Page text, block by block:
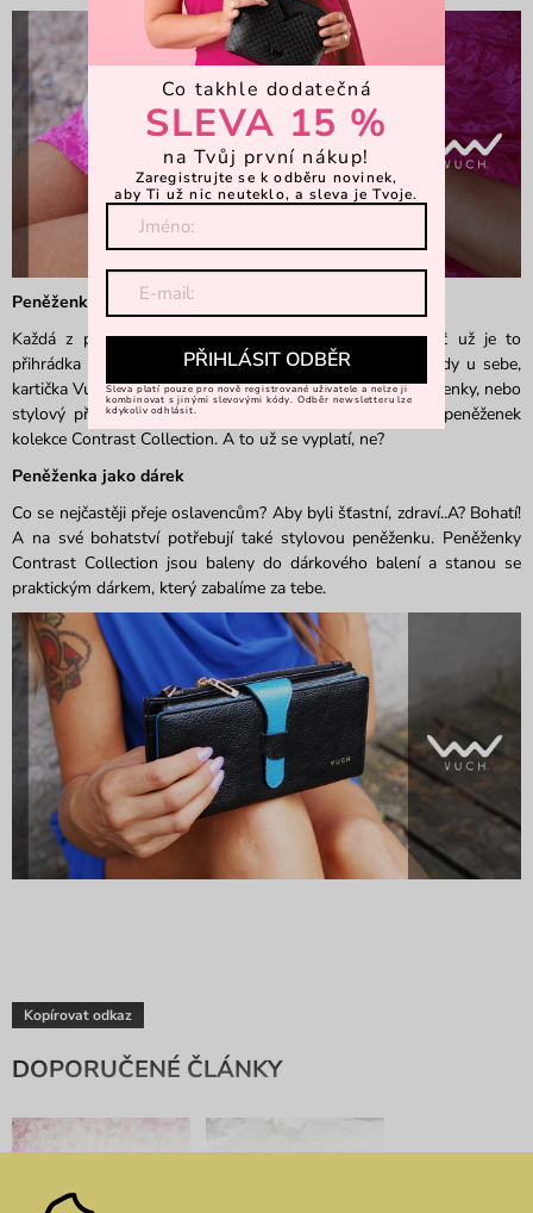
Peněženky se zábavným přívěškem
Každá z peněženek Vuch v sobě ukrývá něco navíc, ať už je to
přihrádka na fotku, díky které budeš mít své nejbližší vždy u sebe,
kartička Vuch, které je určena k identifikaci při ztrátě peněženky, nebo
stylový přívěšek. Ten získáš spolu s jednou z menších peněženek
kolekce Contrast Collection. A to už se vyplatí, ne?
Peněženka jako dárek
Co se nejčastěji přeje oslavencům? Aby byli šťastní, zdraví..A? Bohatí!
A na své bohatství potřebují také stylovou peněženku. Peněženky
Contrast Collection jsou baleny do dárkového balení a stanou se
praktickým dárkem, který zabalíme za tebe.
Kopírovat odkaz
DOPORUČENÉ ČLÁNKY
Co takhle dodatečná
SLEVA 15 %
na Tvůj první nákup!
Zaregistrujte se k odběru novinek,
aby Ti už nic neuteklo, a sleva je Tvoje.
PŘIHLÁSIT ODBĚR
Sleva platí pouze pro nově registrované uživatele a nelze ji
kombinovat s jinými slevovými kódy. Odběr newsletteru lze
kdykoliv odhlásit.